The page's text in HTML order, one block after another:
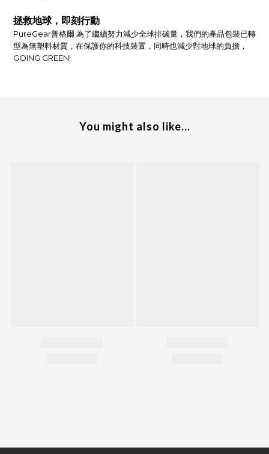
拯救地球，即刻行動
PureGear普格爾 為了繼續努力減少全球排碳量，我們的產品包裝已轉
型為無塑料材質，在保護你的科技裝置，同時也減少對地球的負擔，
GOING GREEN!
You might also like...